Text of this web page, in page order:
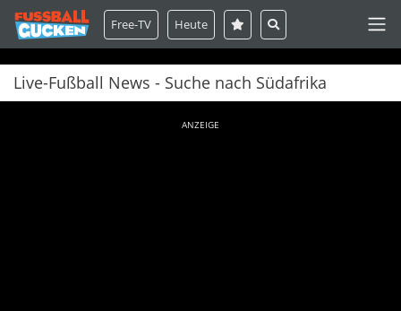
Free-TV Heute
Live-Fußball News - Suche nach Südafrika
ANZEIGE